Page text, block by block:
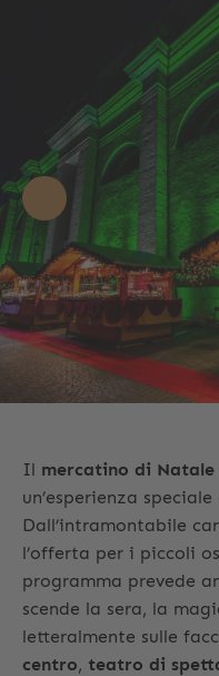
Il mercatino di
un’esperienza
Dall’intramontabile
l’offerta per i piccoli
programma prevede
scende la sera, la
letteralmente sulle
centro, teatro di